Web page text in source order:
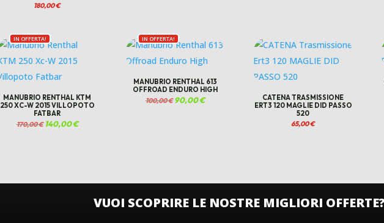
180,00€
IN OFFERTA!
MANUBRIO RENTHAL KTM
250 XC-W 2015 VILLOPOTO
FATBAR
170,00€Il
prezzo
140,00€Il
prezzo
IN OFFERTA!
MANUBRIO RENTHAL 613
OFFROAD ENDURO HIGH
100,00€Il
prezzo
90,00€Il
prezzo
CATENA TRASMISSIONE
ERT3 120 MAGLIE DID PASSO
520
65,00€
VUOI SCOPRIRE LE NOSTRE MIGLIORI OFFERTE?